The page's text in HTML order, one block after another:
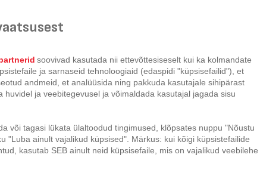
28 cm
soovivad kasutada nii ettevõttesiseselt kui ka kolmandate
ja sarnaseid tehnoloogiaid (edaspidi "küpsisefailid"), et
andmeid, et analüüsida ning pakkuda kasutajale sihipärast
huvidel ja veebitegevusel ja võimaldada kasutajal jagada sisu
või tagasi lükata ülaltoodud tingimused, klõpsates nuppu "Nõustu
"Luba ainult vajalikud küpsised". Märkus: kui kõigi küpsistefailide
kasutab SEB ainult neid küpsisefaile, mis on vajalikud veebilehe